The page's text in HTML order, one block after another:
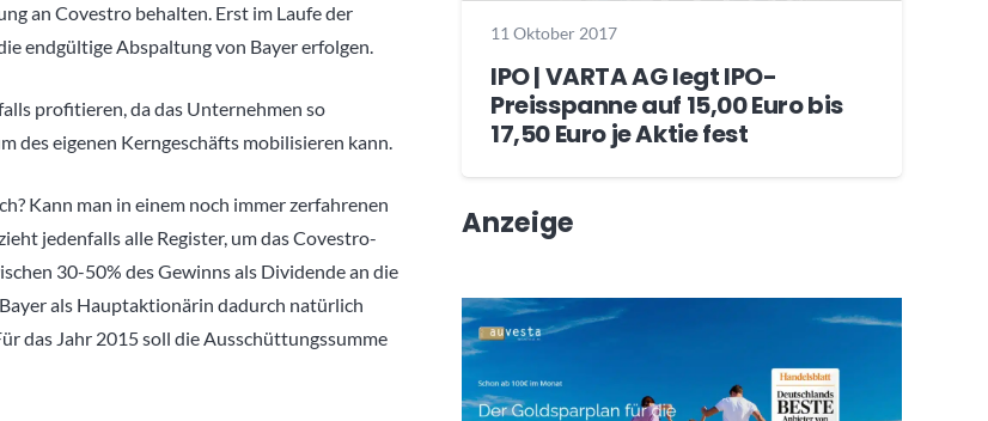
an Covestro behalten. Erst im Laufe der
endgültige Abspaltung von Bayer erfolgen.
profitieren, da das Unternehmen so
des eigenen Kerngeschäfts mobilisieren kann.
Kann man in einem noch immer zerfahrenen
jedenfalls alle Register, um das Covestro-
30-50% des Gewinns als Dividende an die
als Hauptaktionärin dadurch natürlich
das Jahr 2015 soll die Ausschüttungssumme
11 Oktober 2017
IPO | VARTA AG legt IPO-
Preisspanne auf 15,00 Euro bis
17,50 Euro je Aktie fest
Anzeige